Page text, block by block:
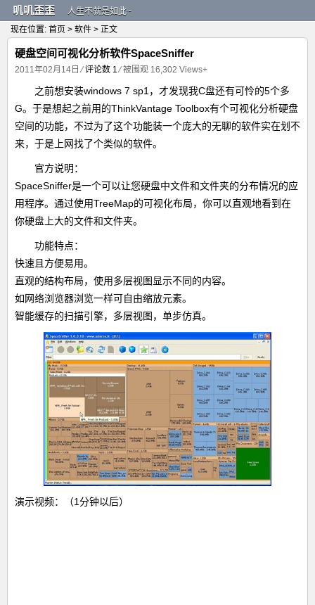
叽叽歪歪
人生不就是如此~
现在位置: 首页 > 软件 > 正文
硬盘空间可视化分析软件SpaceSniffer
2011年02月14日 ⁄评论数 1⁄ 被围观 16,302 Views+
之前想安装windows 7 sp1，才发现我C盘还有可怜的5个多
G。于是想起之前用的ThinkVantage Toolbox有个可视化分析硬盘
空间的功能，不过为了这个功能装一个庞大的无聊的软件实在划不
来，于是上网找了个类似的软件。
官方说明：
SpaceSniffer是一个可以让您硬盘中文件和文件夹的分布情况的应
用程序。通过使用TreeMap的可视化布局，你可以直观地看到在
你硬盘上大的文件和文件夹。
功能特点：
快速且方便易用。
直观的结构布局，使用多层视图显示不同的内容。
如网络浏览器浏览一样可自由缩放元素。
智能缓存的扫描引擎，多层视图，单步仿真。
演示视频：（1分钟以后）